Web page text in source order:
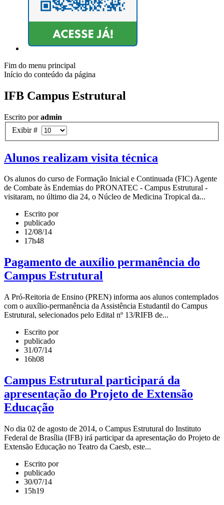
Fim do menu principal
Início do conteúdo da página
IFB Campus Estrutural
Escrito poradmin
Exibir #
Alunos realizam visita técnica
Os alunos do curso de Formação Inicial e Continuada (FIC) Agente
de Combate às Endemias do PRONATEC - Campus Estrutural -
visitaram, no último dia 24, o Núcleo de Medicina Tropical da...
Escrito por
publicado
12/08/14
17h48
Pagamento de auxílio permanência do
Campus Estrutural
A Pró-Reitoria de Ensino (PREN) informa aos alunos contemplados
com o auxílio-permanência da Assistência Estudantil do Campus
Estrutural, selecionados pelo Edital nº 13/RIFB de...
Escrito por
publicado
31/07/14
16h08
Campus Estrutural participará da
apresentação do Projeto de Extensão
Educação
No dia 02 de agosto de 2014, o Campus Estrutural do Instituto
Federal de Brasília (IFB) irá participar da apresentação do Projeto de
Extensão Educação no Teatro da Caesb, este...
Escrito por
publicado
30/07/14
15h19